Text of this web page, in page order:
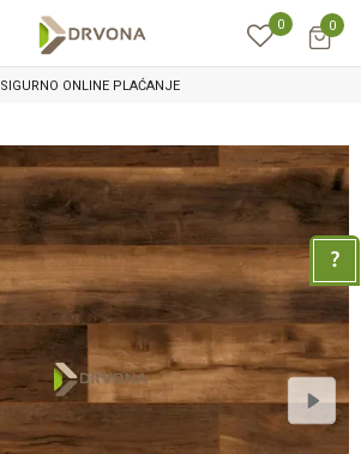
0 0
SIGURNO ONLINE PLAĆANJE